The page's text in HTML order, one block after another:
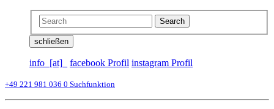
Search
schließen
info_[at]_ facebook Profil instagram Profil
+49 221 981 036 0 Suchfunktion